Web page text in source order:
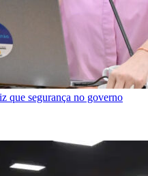
que segurança no governo